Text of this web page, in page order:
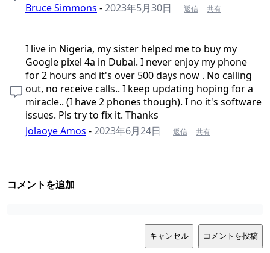
Bruce Simmons -2023年5月30日 返信 共有
I live in Nigeria, my sister helped me to buy my
Google pixel 4a in Dubai. I never enjoy my phone
for 2 hours and it's over 500 days now . No calling
out, no receive calls.. I keep updating hoping for a
miracle.. (I have 2 phones though). I no it's software
issues. Pls try to fix it. Thanks
Jolaoye Amos -2023年6月24日 返信 共有
コメントを追加
キャンセル コメントを投稿